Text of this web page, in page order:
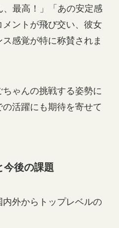
最高！」「あの安定感
ントが飛び交い、彼女
感覚が特に称賛されま
ゃんの挑戦する姿勢に
活躍にも期待を寄せて
今後の課題
外からトップレベルの